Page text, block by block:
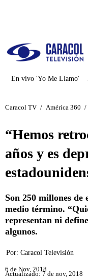
En vivo 'Yo Me Llamo'
Caracol TV / América 360 /
“Hemos
años y es
Son 250 millones de
medio término.
representan ni
algunos.
Por: Caracol Televisión
6 de Nov, 2018
Actualizado: 7 de nov, 2018